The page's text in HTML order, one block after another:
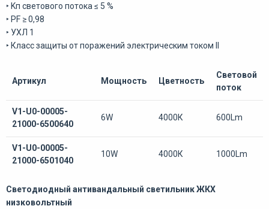
‣ Kп светового потока ≤ 5 %
‣ PF ≥ 0,98
‣ УХЛ 1
‣ Класс защиты от поражений электрическим током II
Артикул Мощность Цветность
Световой
поток
V1-U0-00005-
21000-6500640
6W 4000К 600Lm
V1-U0-00005-
21000-6501040
10W 4000К 1000Lm
Светодиодный антивандальный светильник ЖКХ
низковольтный